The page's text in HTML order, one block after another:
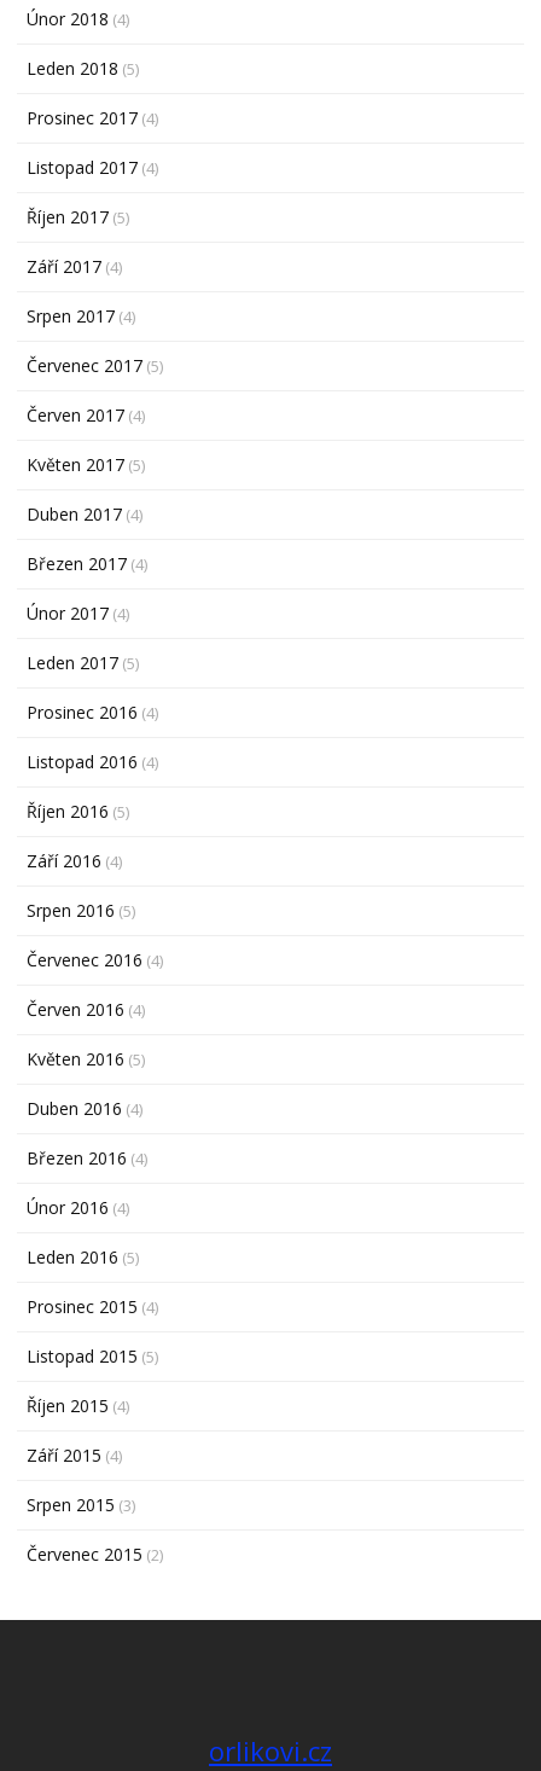
Únor 2018 (4)
Leden 2018 (5)
Prosinec 2017 (4)
Listopad 2017 (4)
Říjen 2017 (5)
Září 2017 (4)
Srpen 2017 (4)
Červenec 2017 (5)
Červen 2017 (4)
Květen 2017 (5)
Duben 2017 (4)
Březen 2017 (4)
Únor 2017 (4)
Leden 2017 (5)
Prosinec 2016 (4)
Listopad 2016 (4)
Říjen 2016 (5)
Září 2016 (4)
Srpen 2016 (5)
Červenec 2016 (4)
Červen 2016 (4)
Květen 2016 (5)
Duben 2016 (4)
Březen 2016 (4)
Únor 2016 (4)
Leden 2016 (5)
Prosinec 2015 (4)
Listopad 2015 (5)
Říjen 2015 (4)
Září 2015 (4)
Srpen 2015 (3)
Červenec 2015 (2)
orlikovi.cz